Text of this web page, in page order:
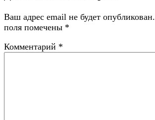
Ваш адрес email не будет опубликован.
поля помечены *
Комментарий *